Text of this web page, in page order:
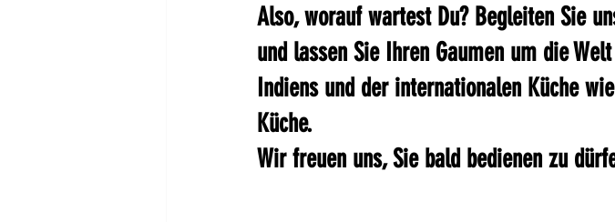
Also, worauf wartest Du? Begleiten Sie
und lassen Sie Ihren Gaumen um die
Indiens und der internationalen Küche
Küche.
Wir freuen uns, Sie bald bedienen zu